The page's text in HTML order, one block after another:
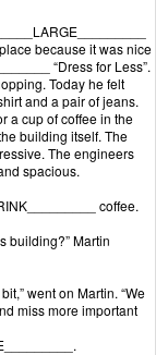
because it was nice
“Dress for Less”.
Today he felt
and a pair of jeans.
a cup of coffee in the
building itself. The
The engineers
spacious.
coffee.
building?” Martin
went on Martin. “We
miss more important